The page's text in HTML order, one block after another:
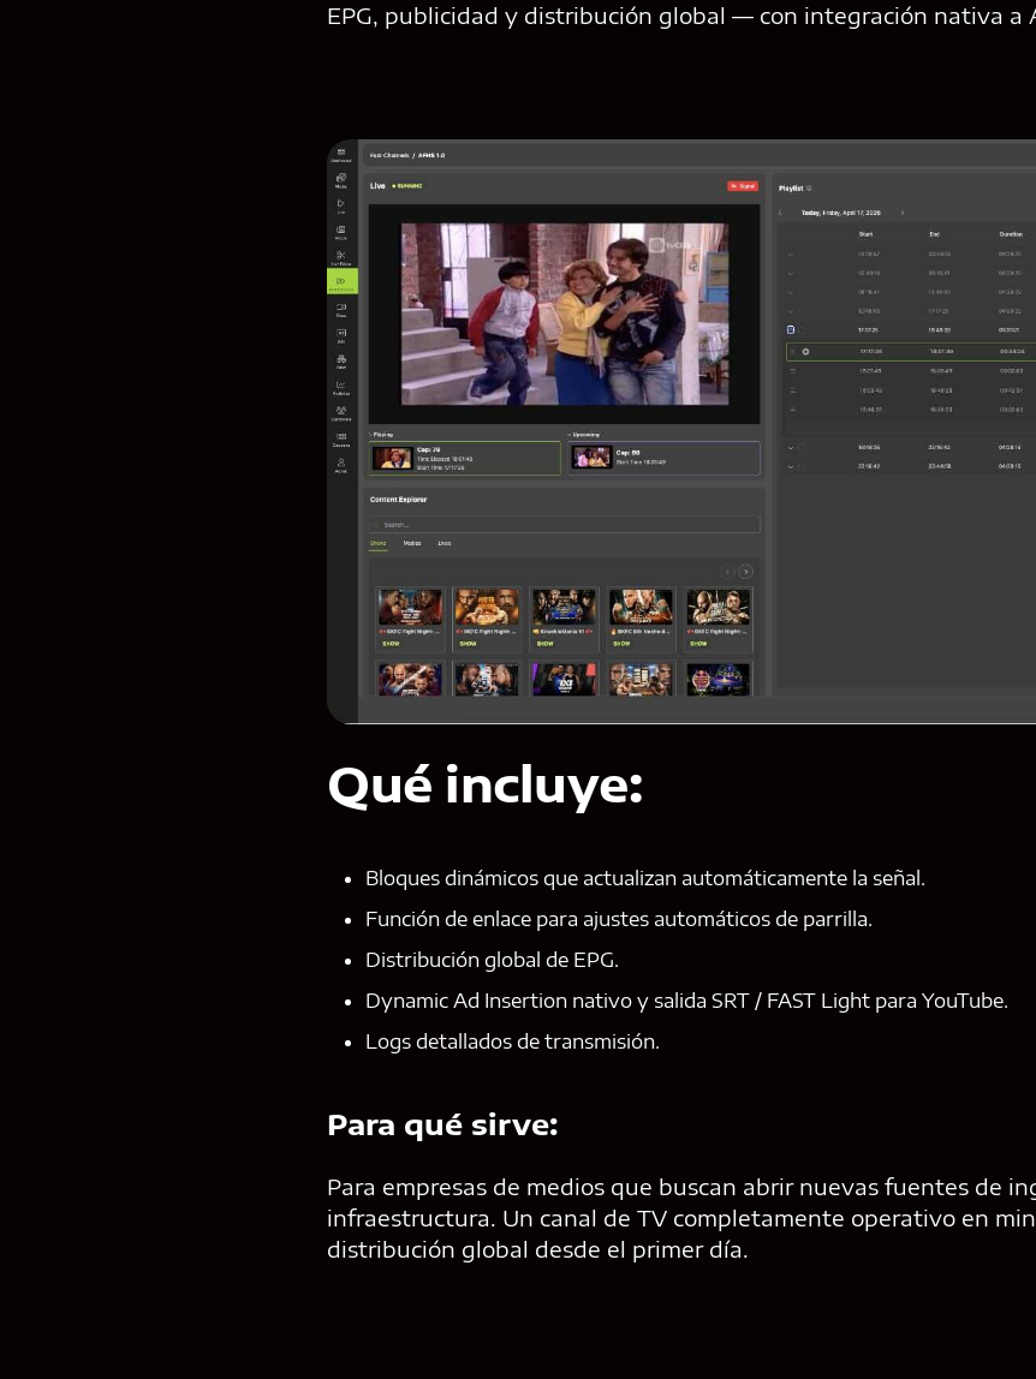
EPG, publicidad y distribución global — con integración nativa a
Qué incluye:
Bloques dinámicos que actualizan automáticamente la señal.
Función de enlace para ajustes automáticos de parrilla.
Distribución global de EPG.
Dynamic Ad Insertion nativo y salida SRT / FAST Light para YouTube.
Logs detallados de transmisión.
Para qué sirve:
Para empresas de medios que buscan abrir nuevas fuentes de
infraestructura. Un canal de TV completamente operativo en
distribución global desde el primer día.